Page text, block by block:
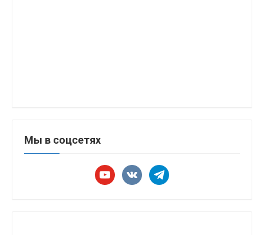
Мы в соцсетях
youtubevkontaktetelegram